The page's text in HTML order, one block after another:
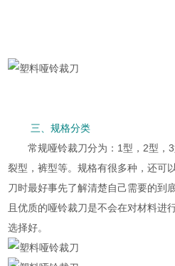
三、规格分类
常规哑铃裁刀分为：1型，2型，3
裂型，裤型等。规格有很多种，还可
刀时最好事先了解清楚自己需要的到
且优质的哑铃裁刀是不会在对材料进
选择好。